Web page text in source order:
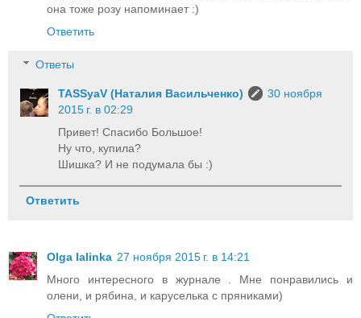
она тоже розу напоминает :)
Ответить
Ответы
TASSyaV (Наталия Васильченко)
30 ноября
2015 г. в 02:29
Привет! Спасибо Большое!
Ну что, купила?
Шишка? И не подумала бы :)
Ответить
Olga Ialinka 27 ноября 2015 г. в 14:21
Много интересного в журнале . Мне понравились и
олени, и рябина, и каруселька с пряниками)